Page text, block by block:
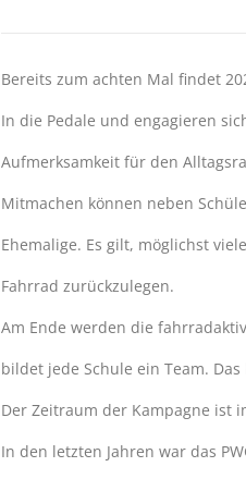
Bereits zum achten Mal findet
In die Pedale und engagieren
Aufmerksamkeit für den
Mitmachen können neben
Ehemalige. Es gilt, möglichst
Fahrrad zurückzulegen.
Am Ende werden die
bildet jede Schule ein Team.
Der Zeitraum der Kampagne ist
In den letzten Jahren war das